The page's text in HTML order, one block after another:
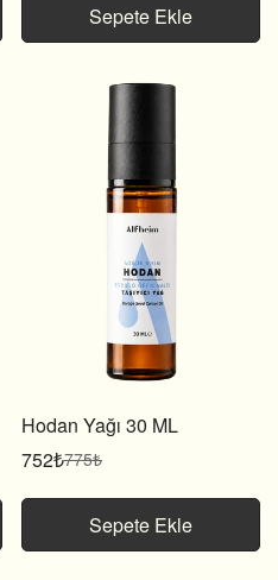
Sepete Ekle
Hodan Yağı 30 ML
Satış
fiyatı
752₺
Normal
fiyat
775₺
Sepete Ekle